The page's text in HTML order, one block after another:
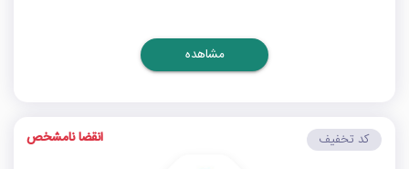
مشاهده
کد تخفیف انقضا نامشخص